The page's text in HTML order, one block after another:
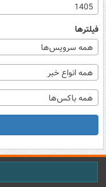
1405
فیلترها
همه سرویس‌ها
همه انواع خبر
همه باکس‌ها